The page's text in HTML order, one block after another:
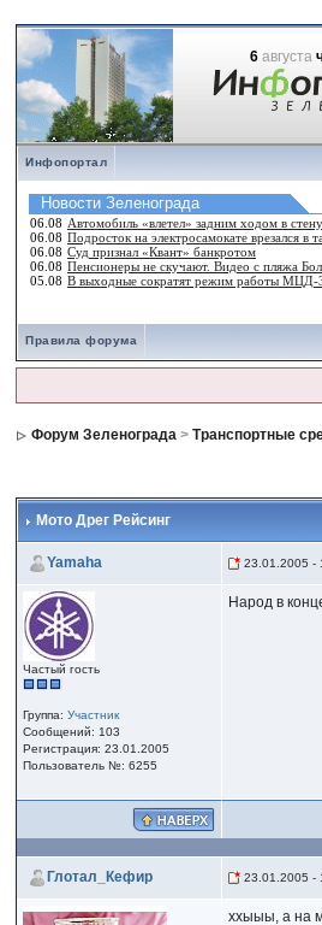
6 августа
Инфопортал
Правила форума
Форум Зеленограда >Транспортные
Мото Дрег Рейсинг
Yamaha 23.01.2005 -
Частый гость
Группа:Участник
Сообщений: 103
Регистрация: 23.01.2005
Пользователь №: 6255
Народ в
Глотал_Кефир 23.01.2005 -
ххыыы, а на